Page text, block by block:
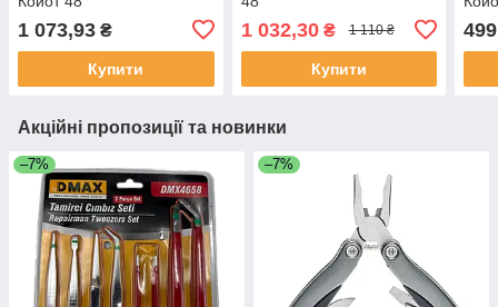
1 073,93 ₴
Купити
1 032,30₴ 1 110 ₴
Купити
Акційні пропозиції та новинки
–7% –7%